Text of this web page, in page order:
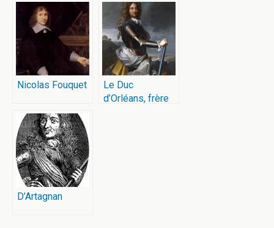
Nicolas Fouquet
Le Duc
d’Orléans, frère
D’Artagnan